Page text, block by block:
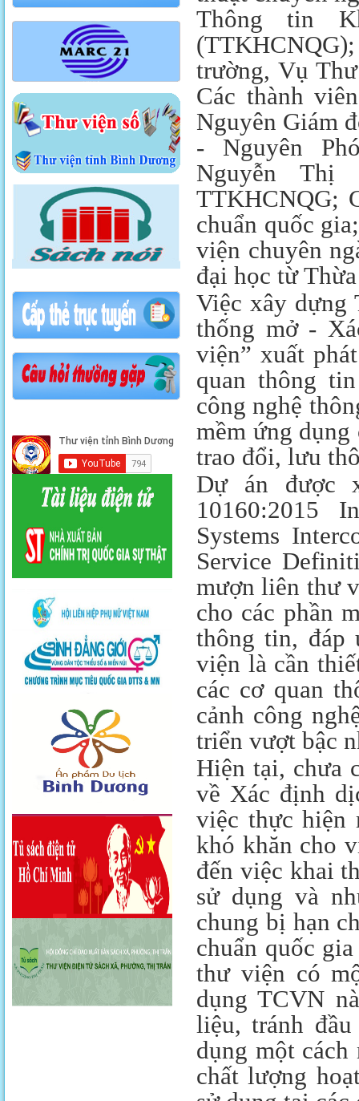
Thông tin
trường, Vụ
Các thành
Nguyên Giám
- Nguyên
Nguyễn
TTKHCNQG;
chuẩn quốc
viện chuyên
đại học từ
Việc xây dựng
thống mở -
viện” xuất
quan thông
công nghệ
mềm ứng
trao đổi, lưu
Dự án được
10160:2015
Systems
Service
mượn liên thư
cho các phần
thông tin, đáp
viện là cần
các cơ quan
cảnh công
triển vượt bậc
Hiện tại, chưa
về Xác định
việc thực hiện
khó khăn cho
đến việc khai
sử dụng và
chung bị hạn
chuẩn quốc
thư viện có
dụng TCVN
liệu, tránh
dụng một cách
chất lượng